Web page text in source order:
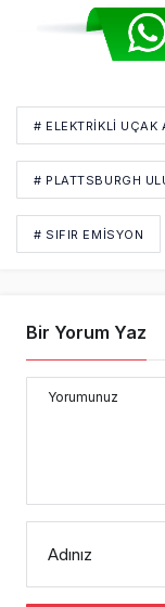
# ELEKTRIKLI UÇAK
# PLATTSBURGH
# SIFIR EMISYON
Bir Yorum Yaz
Yorumunuz
Adınız